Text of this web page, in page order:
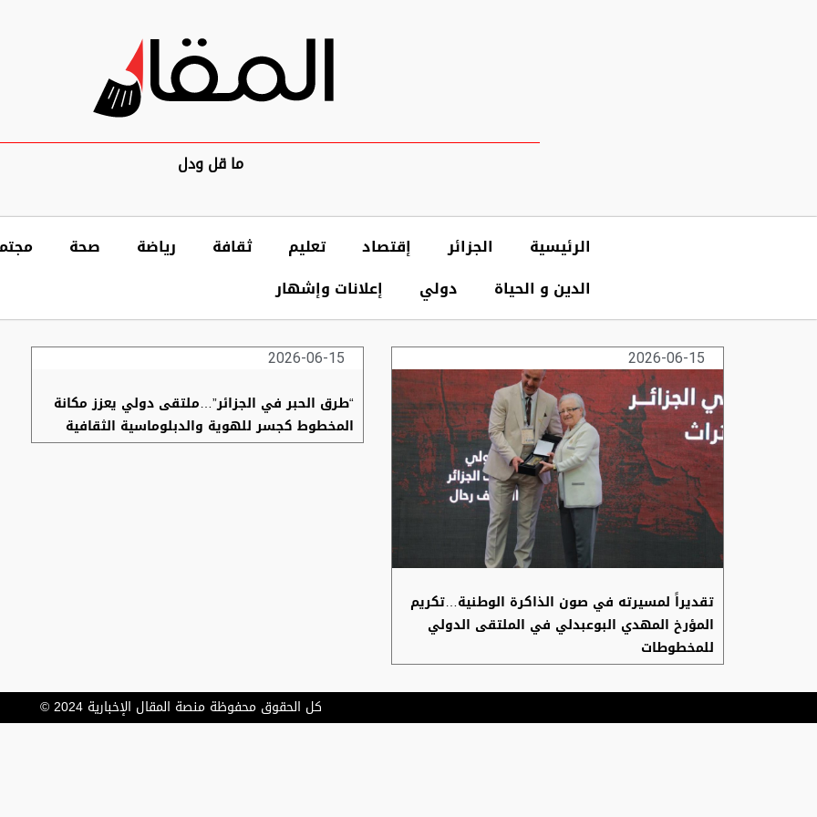
ما قل ودل
الرئيسية الجزائر إقتصاد تعليم ثقافة رياضة صحة
الدين و الحياة
دولي إعلانات وإشهار
2026-06-15
تقديراً لمسيرته في صون الذاكرة الوطنية…تكريم
المؤرخ المهدي البوعبدلي في الملتقى الدولي
للمخطوطات
2026-06-15
“طرق الحبر في الجزائر”…ملتقى دولي يعزز مكانة
المخطوط كجسر للهوية والدبلوماسية الثقافية
كل الحقوق محفوظة منصة المقال الإخبارية 2024 ©